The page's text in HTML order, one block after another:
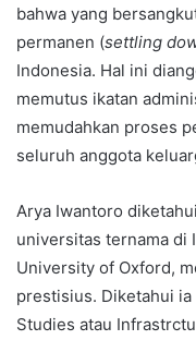
bahwa yang
permanen (settling
Indonesia. Hal ini
memutus ikatan
memudahkan proses
seluruh anggota
Arya Iwantoro
universitas ternama di
University of Oxford,
prestisius. Diketahui
Studies atau